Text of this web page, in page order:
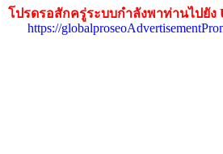
โปรดรอสักครู่ระบบกำลังพาท่านไปยัง
https://